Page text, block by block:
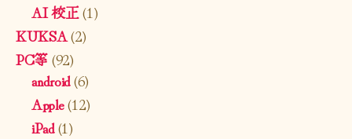
AI 校正(1)
KUKSA(2)
PC等(92)
android(6)
Apple(12)
iPad(1)